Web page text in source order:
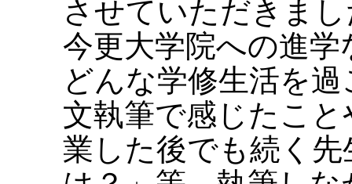
させていただきま
今更大学院への進
どんな学修生活を
文執筆で感じたこ
業した後でも続く